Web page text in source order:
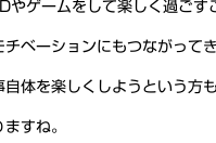
ゲームをして楽しく過ごす
ベーションにもつながってき
体を楽しくしようという方
すね。